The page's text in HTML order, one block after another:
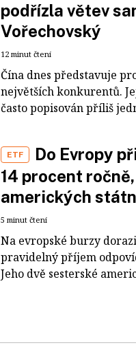
podřízla větev
Vořechovský
12 minut čtení
Čína dnes představuje
největších konkurentů.
často popisován příliš
ETF
Do Evropy
14 procent
amerických
5 minut čtení
Na evropské burzy
pravidelný příjem
Jeho dvě sesterské